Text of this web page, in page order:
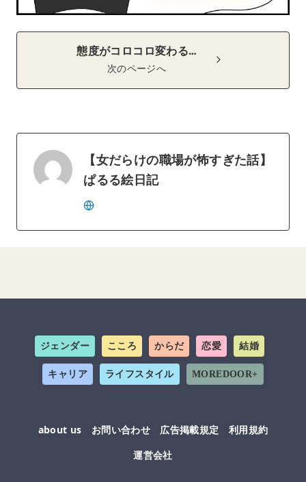
態度がコロコロ変わる…
次のページへ
【女だらけの職場が怖すぎた話】
ぱるる絵日記
ジェンダー こころ からだ 恋愛 結婚
キャリア ライフスタイル MOREDOOR+
about us お問い合わせ 広告掲載規定
利用規約
運営会社